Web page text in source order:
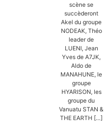
scène se
succèderont
Akel du groupe
NODEAK, Théo
leader de
LUENI, Jean
Yves de A7JK,
Aldo de
MANAHUNE, le
groupe
HYARISON, les
groupe du
Vanuatu STAN &
THE EARTH […]